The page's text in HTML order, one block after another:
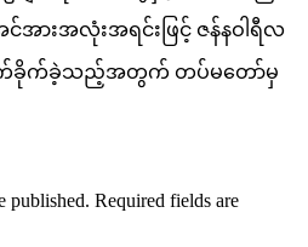
အားအလုံးအရင်းဖြင့် ဇန်နဝါရီလ
က်ခိုက်ခဲ့သည့်အတွက် တပ်မတော်မှ
published. Required fields are